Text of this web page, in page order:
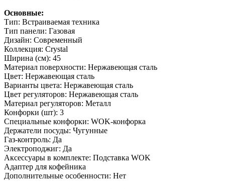
Основные:
Тип: Встраиваемая техника
Тип панели: Газовая
Дизайн: Современный
Коллекция: Crystal
Ширина (см): 45
Материал поверхности: Нержавеющая сталь
Цвет: Нержавеющая сталь
Варианты цвета: Нержавеющая сталь
Цвет регуляторов: Нержавеющая сталь
Материал регуляторов: Металл
Конфорки (шт): 3
Специальные конфорки: WOK-конфорка
Держатели посуды: Чугунные
Газ-контроль: Да
Электроподжиг: Да
Аксессуары в комплекте: Подставка WOK
Адаптер для кофейника
Дополнительные особенности: Нет